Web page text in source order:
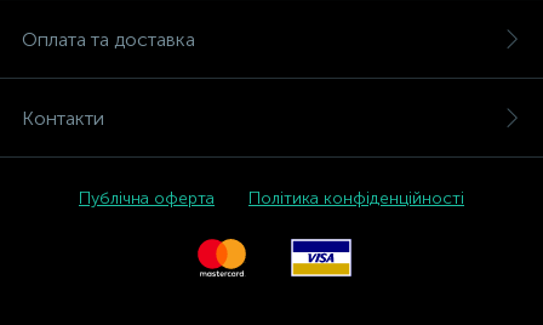
Оплата та доставка
Контакти
Публічна оферта Політика конфіденційності